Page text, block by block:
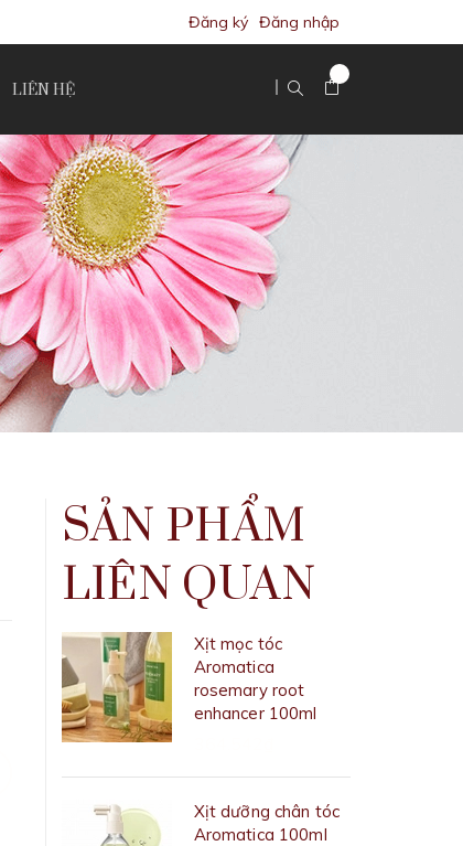
Đăng ký Đăng nhập
LIÊN HỆ
SẢN PHẨM
LIÊN QUAN
Xịt mọc tóc
Aromatica
rosemary root
enhancer 100ml
Xịt dưỡng chân tóc
Aromatica 100ml